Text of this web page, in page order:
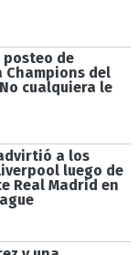
posteo de
del
cualquiera le
a los
luego de
Real Madrid en